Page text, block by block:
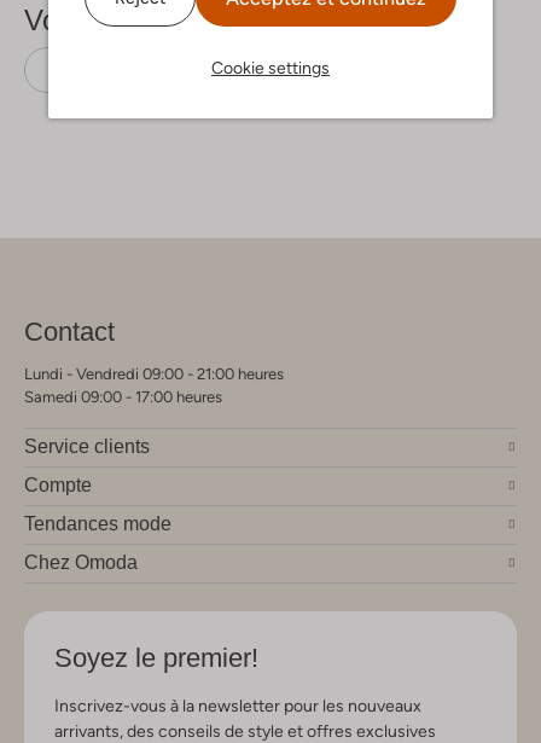
Cookie settings
Voir plus
Notre-V
Contact
Lundi - Vendredi 09:00 - 21:00 heures
Samedi 09:00 - 17:00 heures
Service clients
Compte
Tendances mode
Chez Omoda
Soyez le premier!
Inscrivez-vous à la newsletter pour les nouveaux
arrivants, des conseils de style et offres exclusives